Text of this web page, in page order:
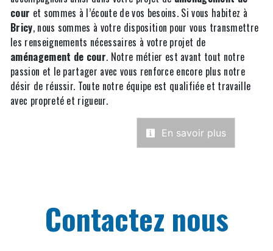
cour et sommes à l’écoute de vos besoins. Si vous habitez à
Bricy, nous sommes à votre disposition pour vous transmettre
les renseignements nécessaires à votre projet de
aménagement de cour. Notre métier est avant tout notre
passion et le partager avec vous renforce encore plus notre
désir de réussir. Toute notre équipe est qualifiée et travaille
avec propreté et rigueur.
En savoir plus
Contactez nous